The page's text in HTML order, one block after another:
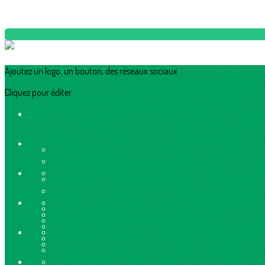
Ajoutez un logo, un bouton, des réseaux sociaux
Cliquez pour éditer